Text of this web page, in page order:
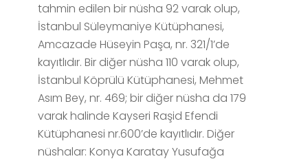
tahmin edilen bir nüsha 92 varak olup,
İstanbul Süleymaniye Kütüphanesi,
Amcazade Hüseyin Paşa, nr. 321/1’de
kayıtlıdır. Bir diğer nüsha 110 varak olup,
İstanbul Köprülü Kütüphanesi, Mehmet
Asım Bey, nr. 469; bir diğer nüsha da 179
varak halinde Kayseri Raşid Efendi
Kütüphanesi nr.600’de kayıtlıdır. Diğer
nüshalar: Konya Karatay Yusufağa